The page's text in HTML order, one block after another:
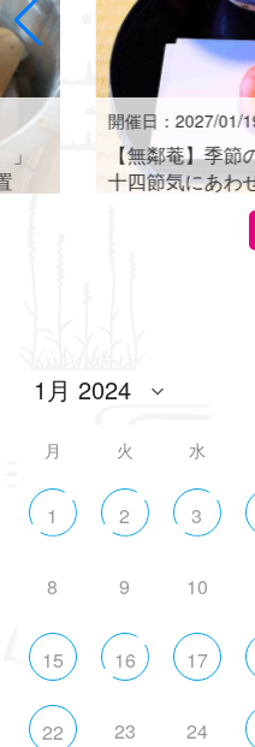
開催日：2027/01/
【無鄰菴】季
十四節気にあわ
月 火 水
1 2 3
8 9 10
15 16 17
22 23 24